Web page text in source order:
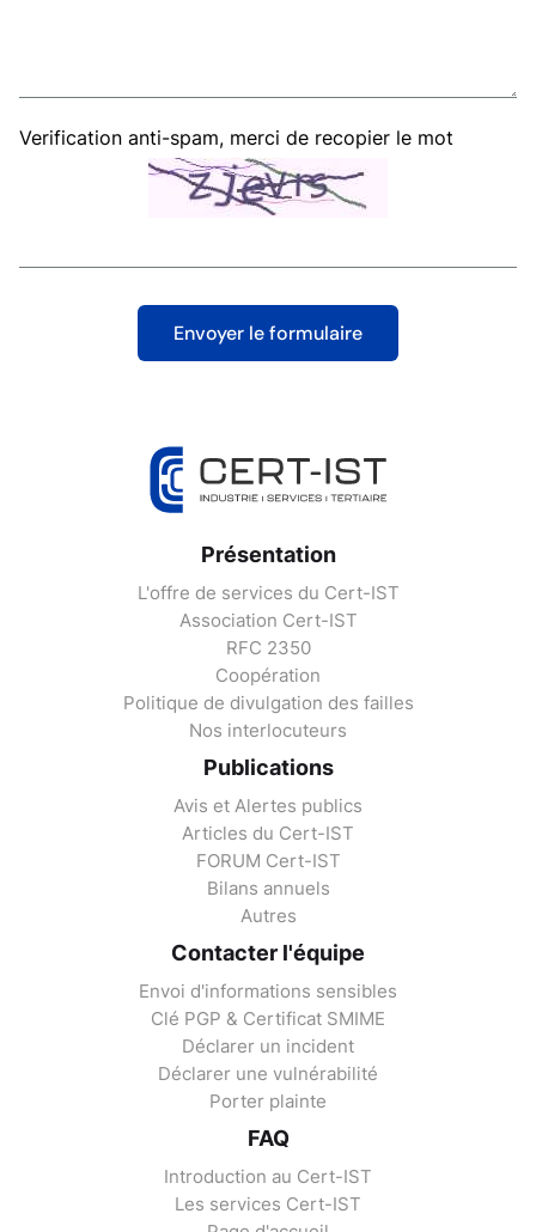
Verification anti-spam, merci de recopier le mot
Présentation
L'offre de services du Cert-IST
Association Cert-IST
RFC 2350
Coopération
Politique de divulgation des failles
Nos interlocuteurs
Publications
Avis et Alertes publics
Articles du Cert-IST
FORUM Cert-IST
Bilans annuels
Autres
Contacter l'équipe
Envoi d'informations sensibles
Clé PGP & Certificat SMIME
Déclarer un incident
Déclarer une vulnérabilité
Porter plainte
FAQ
Introduction au Cert-IST
Les services Cert-IST